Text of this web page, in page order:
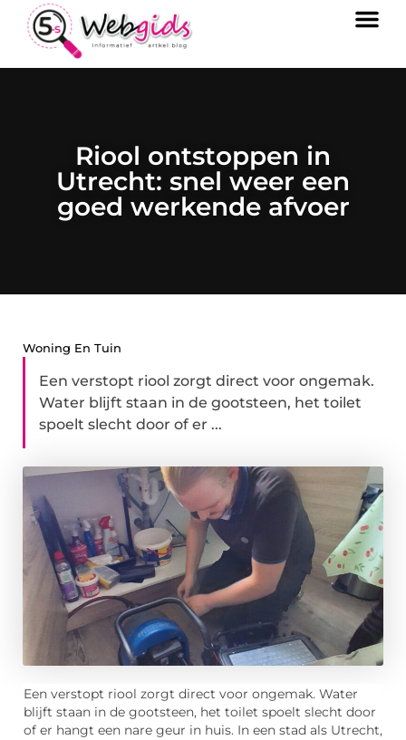
Riool ontstoppen in
Utrecht: snel weer een
goed werkende afvoer
Woning En Tuin
Een verstopt riool zorgt direct voor ongemak.
Water blijft staan in de gootsteen, het toilet
spoelt slecht door of er ...
Een verstopt riool zorgt direct voor ongemak. Water
blijft staan in de gootsteen, het toilet spoelt slecht door
of er hangt een nare geur in huis. In een stad als Utrecht,